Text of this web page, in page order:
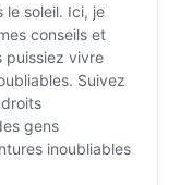
le soleil. Ici, je
conseils et
puissiez vivre
Suivez
gens
inoubliables